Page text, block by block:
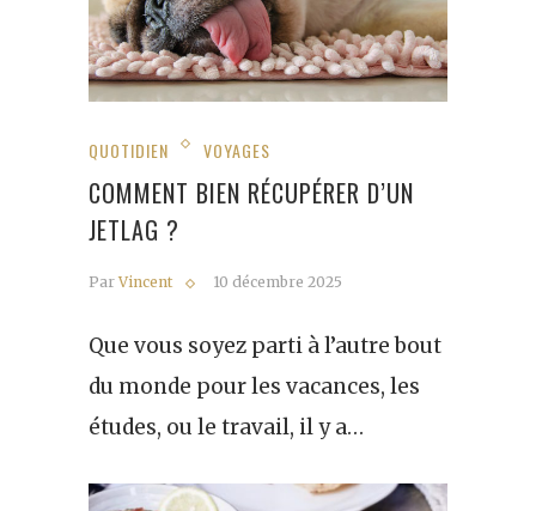
QUOTIDIEN VOYAGES
COMMENT BIEN RÉCUPÉRER D’UN
JETLAG ?
ParVincent 10 décembre 2025
Que vous soyez parti à l’autre bout
du monde pour les vacances, les
études, ou le travail, il y a…